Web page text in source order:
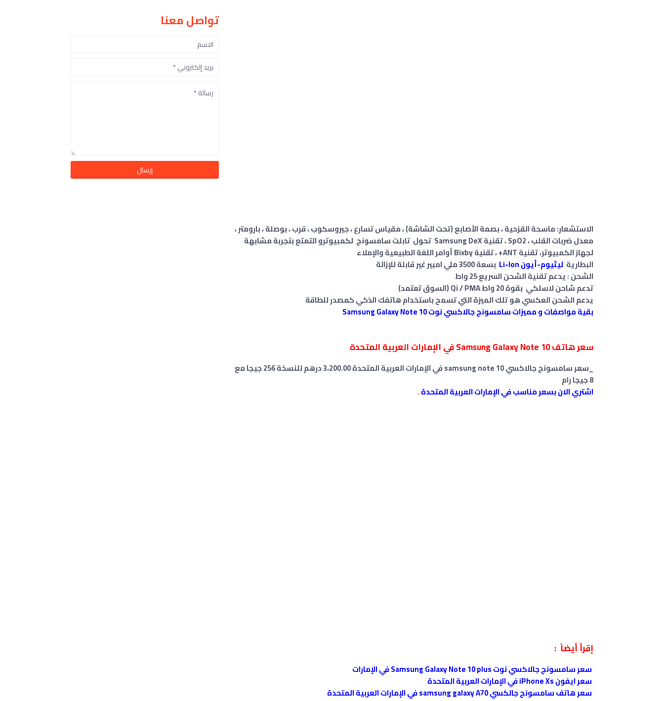
الاستشعار: ماسحة القزحية ، بصمة الأصابع (تحت الشاشة) ، مقياس تسارع ، جيروسكوب ، قرب ، بوصلة ، بارومتر ،
معدل ضربات القلب ، SpO2 ، تقنية Samsung DeX تحول تابلت سامسونج لكمبيوترو التمتع بتجربة مشابهة
لجهاز الكمبيوتر، تقنية ANT+ ، تقنية Bixby أوامر اللغة الطبيعية والإملاء
البطارية ليثيوم-أيون Li-Ion
بسعة 3500 ملي امبير غير قابلة للإزالة
الشحن : يدعم تقنية الشحن السريع 25 واط
تدعم شاحن لاسلكي بقوة 20 واط Qi / PMA (السوق تعتمد)
يدعم الشحن العكسي هو تلك الميزة التي تسمح باستخدام هاتفك الذكي كمصدر للطاقة
بقية مواصفات و مميزات سامسونج جالاكسي نوت Samsung Galaxy Note 10
سعر هاتف Samsung Galaxy Note 10 في الإمارات العربية المتحدة
_سعر سامسونج جالاكسي samsung note 10 في الإمارات العربية المتحدة 3،200.00 درهم للنسخة 256 جيجا مع
8 جيجا رام
اشتري الان بسعر مناسب في الإمارات العربية المتحدة.
إقرأ أيضاً :
سعر سامسونج جالاكسي نوت Samsung Galaxy Note 10 plus في الإمارات
سعر ايفون iPhone Xs في الإمارات العربية المتحدة
سعر هاتف سامسونج جالكسي samsung galaxy A70 في الإمارات العربية المتحدة
تواصل معنا